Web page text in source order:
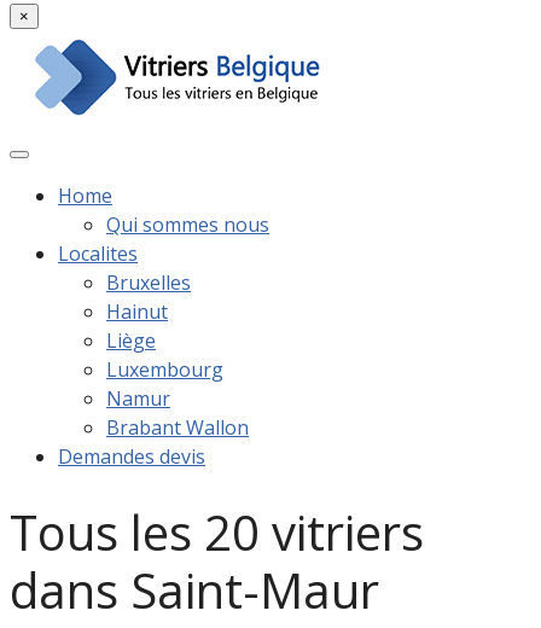
×
Home
Qui sommes nous
Localites
Bruxelles
Hainut
Liège
Luxembourg
Namur
Brabant Wallon
Demandes devis
Tous les 20 vitriers
dans Saint-Maur